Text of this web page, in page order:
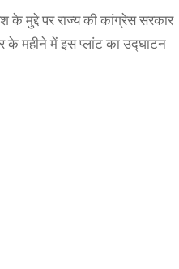
के मुद्दे पर राज्य की कांग्रेस सरकार
के महीने में इस प्लांट का उद्घाटन